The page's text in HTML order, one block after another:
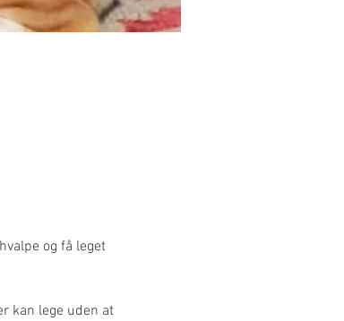
og få leget
kan lege uden at